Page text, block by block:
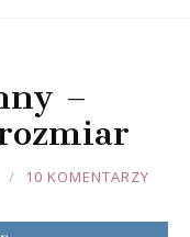
–
10 KOMENTARZY